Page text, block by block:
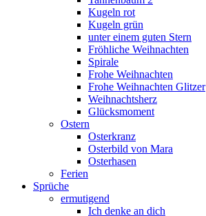
Kugeln rot
Kugeln grün
unter einem guten Stern
Fröhliche Weihnachten
Spirale
Frohe Weihnachten
Frohe Weihnachten Glitzer
Weihnachtsherz
Glücksmoment
Ostern
Osterkranz
Osterbild von Mara
Osterhasen
Ferien
Sprüche
ermutigend
Ich denke an dich